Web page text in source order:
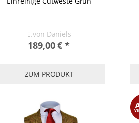
E.von Daniels
189,00 € *
ZUM PRODUKT